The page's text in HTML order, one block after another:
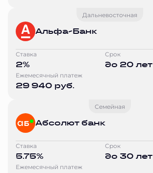
Дальневосточная
Альфа-Банк
Ставка
2%
Срок
до 20 лет
Ежемесячный платеж
29 940 руб.
Семейная
Абсолют банк
Ставка
5.75%
Срок
до 30 лет
Ежемесячный платеж